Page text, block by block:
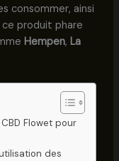
consommer, ainsi
produit phare
Hempen, La
Flowet pour
des